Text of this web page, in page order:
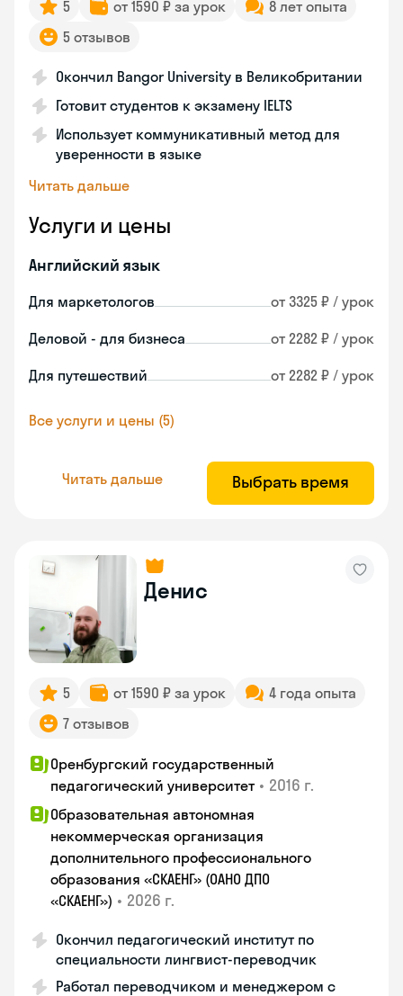
5 от 1590 ₽ за урок
8 лет опыта
5 отзывов
Окончил Bangor University в Великобритании
Готовит студентов к экзамену IELTS
Использует коммуникативный метод для
уверенности в языке
Читать дальше
Услуги и цены
Английский язык
Для маркетологов от 3325 ₽ / урок
Деловой - для бизнеса от 2282 ₽ / урок
Для путешествий от 2282 ₽ / урок
Все услуги и цены (5)
Читать дальше Выбрать время
Денис
5 от 1590 ₽ за урок
4 года опыта
7 отзывов
Оренбургский государственный
педагогический университет • 2016 г.
Образовательная автономная
некоммерческая организация
дополнительного профессионального
образования «СКАЕНГ» (ОАНО ДПО
«СКАЕНГ») • 2026 г.
Окончил педагогический институт по
специальности лингвист-переводчик
Работал переводчиком и менеджером с